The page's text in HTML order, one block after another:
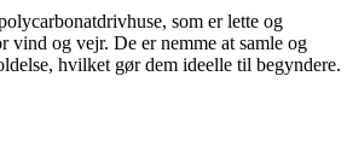
som er lette og
vind og vejr. De er nemme at samle og
hvilket gør dem ideelle til begyndere.